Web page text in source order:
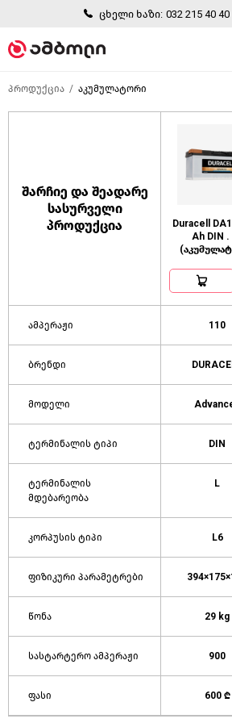
ცხელი ხაზი: 032 215 40 40
პროდუქცია აკუმულატორი
შარჩიე და შეადარე
სასურველი
პროდუქცია
Duracell
Ah DIN .
ამპერაჟი 110
ბრენდი
მოდელი
ტერმინალის ტიპი DIN
ტერმინალის
მდებარეობა
L
კორპუსის ტიპი L6
ფიზიკური პარამეტრები
წონა 29 kg
სასტარტერო ამპერაჟი 900
ფასი 600 ₾